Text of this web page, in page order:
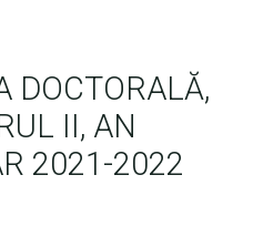
DOCTORALĂ,
II, AN
2021-2022